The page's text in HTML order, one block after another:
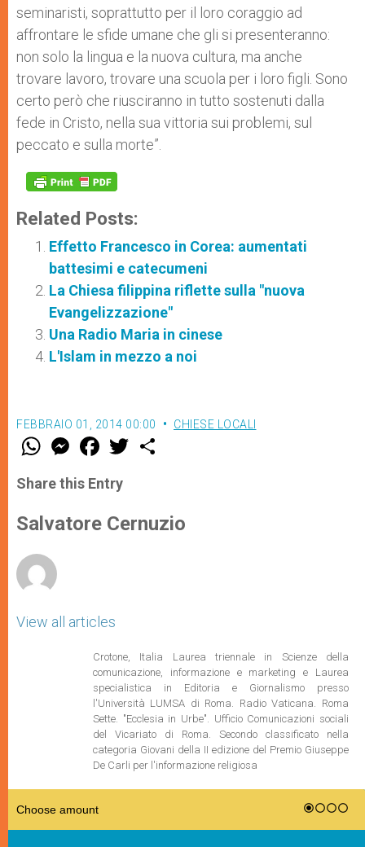
seminaristi, soprattutto per il loro coraggio ad
affrontare le sfide umane che gli si presenteranno:
non solo la lingua e la nuova cultura, ma anche
trovare lavoro, trovare una scuola per i loro figli. Sono
certo però che riusciranno in tutto sostenuti dalla
fede in Cristo, nella sua vittoria sui problemi, sul
peccato e sulla morte”.
Related Posts:
Effetto Francesco in Corea: aumentati
battesimi e catecumeni
La Chiesa filippina riflette sulla "nuova
Evangelizzazione"
Una Radio Maria in cinese
L'Islam in mezzo a noi
FEBBRAIO 01, 2014 00:00 CHIESE LOCALI
W
t
s
p
p
M
e
s
e
g
e
F
a
e
b
o
k
w
r
Share this Entry
Salvatore Cernuzio
View all articles
Crotone, Italia Laurea triennale in Scienze della
comunicazione, informazione e marketing e Laurea
specialistica in Editoria e Giornalismo presso
l'Università LUMSA di Roma. Radio Vaticana. Roma
Sette. "Ecclesia in Urbe". Ufficio Comunicazioni sociali
del Vicariato di Roma. Secondo classificato nella
categoria Giovani della II edizione del Premio Giuseppe
De Carli per l'informazione religiosa